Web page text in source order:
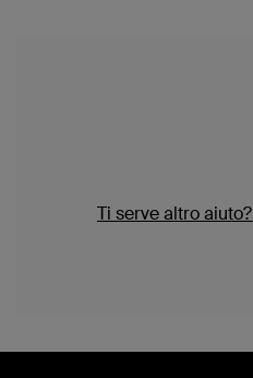
Ti serve altro aiuto?